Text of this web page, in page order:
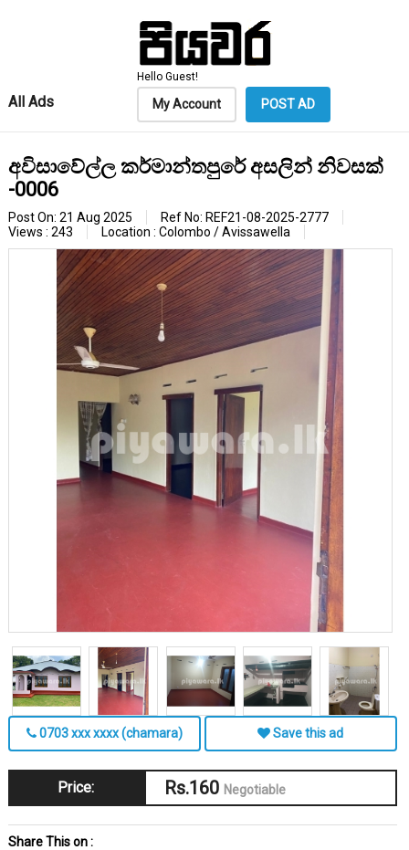
All Ads
Hello Guest!
My Account POST AD
අවිසාවේල්ල කර්මාන්තපුරේ අසලින් නිවසක්
-0006
Post On: 21 Aug 2025
Ref No: REF21-08-2025-2777
Views : 243
Location : Colombo / Avissawella
0703 xxx xxxx (chamara) Save this ad
Price: Rs.160 Negotiable
Share This on :